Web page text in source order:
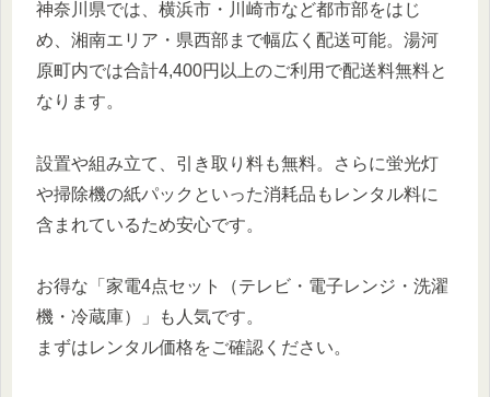
神奈川県では、横浜市・川崎市など都市部をはじ
め、湘南エリア・県西部まで幅広く配送可能。湯河
原町内では合計4,400円以上のご利用で配送料無料と
なります。
設置や組み立て、引き取り料も無料。さらに蛍光灯
や掃除機の紙パックといった消耗品もレンタル料に
含まれているため安心です。
お得な「家電4点セット（テレビ・電子レンジ・洗濯
機・冷蔵庫）」も人気です。
まずはレンタル価格をご確認ください。